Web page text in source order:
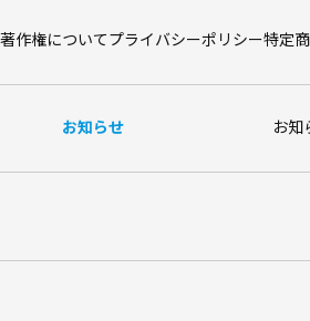
著作権についてプライバシーポリシー特定
お知らせ お知